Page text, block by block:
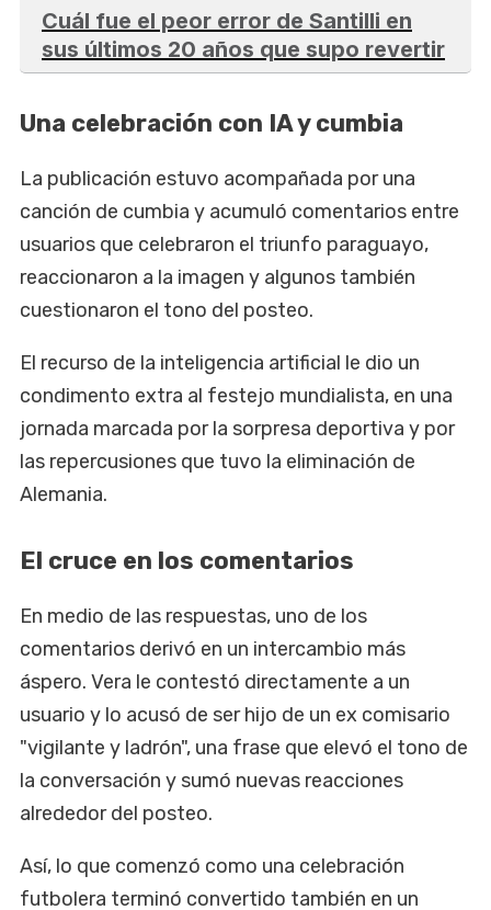
Cuál fue el peor error de Santilli en
sus últimos 20 años que supo revertir
Una celebración con IA y cumbia
La publicación estuvo acompañada por una
canción de cumbia y acumuló comentarios entre
usuarios que celebraron el triunfo paraguayo,
reaccionaron a la imagen y algunos también
cuestionaron el tono del posteo.
El recurso de la inteligencia artificial le dio un
condimento extra al festejo mundialista, en una
jornada marcada por la sorpresa deportiva y por
las repercusiones que tuvo la eliminación de
Alemania.
El cruce en los comentarios
En medio de las respuestas, uno de los
comentarios derivó en un intercambio más
áspero. Vera le contestó directamente a un
usuario y lo acusó de ser hijo de un ex comisario
"vigilante y ladrón", una frase que elevó el tono de
la conversación y sumó nuevas reacciones
alrededor del posteo.
Así, lo que comenzó como una celebración
futbolera terminó convertido también en un